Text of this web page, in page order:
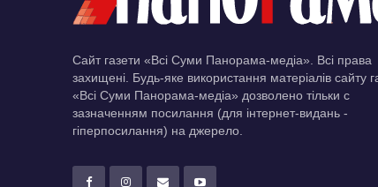
Сайт газети «Всі Суми Панорама-медіа». Всі права
захищені. Будь-яке використання матеріалів сайту
«Всі Суми Панорама-медіа» дозволено тільки c
зазначенням посилання (для інтернет-видань -
гіперпосилання) на джерело.